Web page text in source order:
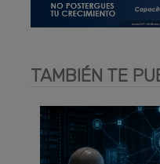
TAMBIÉN TE